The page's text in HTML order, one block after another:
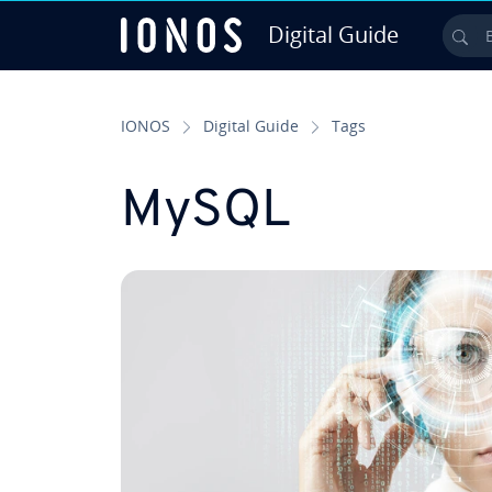
Digital Guide
IONOS Digital Guide Tags
MySQL